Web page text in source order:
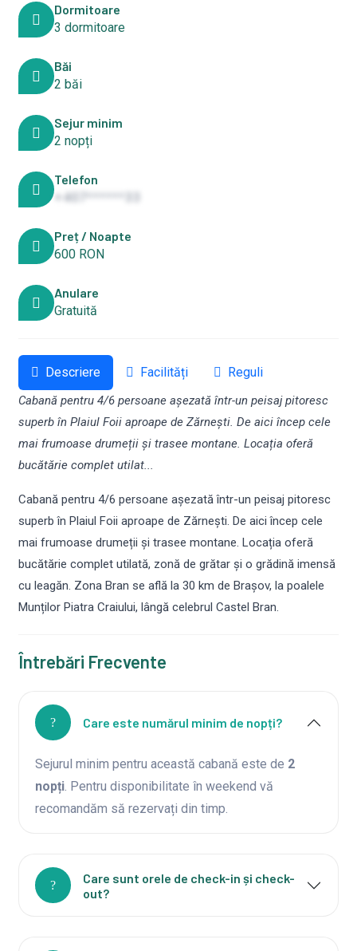
Dormitoare
3 dormitoare
Băi
2 băi
Sejur minim
2 nopți
Telefon
+407******33
Preț / Noapte
600 RON
Anulare
Gratuită
Descriere Facilități Reguli
Cabană pentru 4/6 persoane așezată într-un peisaj pitoresc
superb în Plaiul Foii aproape de Zărnești. De aici încep cele
mai frumoase drumeții și trasee montane. Locația oferă
bucătărie complet utilat...
Cabană pentru 4/6 persoane așezată într-un peisaj pitoresc
superb în Plaiul Foii aproape de Zărnești. De aici încep cele
mai frumoase drumeții și trasee montane. Locația oferă
bucătărie complet utilată, zonă de grătar și o grădină imensă
cu leagăn. Zona Bran se află la 30 km de Brașov, la poalele
Munților Piatra Craiului, lângă celebrul Castel Bran.
Întrebări Frecvente
Care este numărul minim de nopți?
Sejurul minim pentru această cabană este de 2
nopți. Pentru disponibilitate în weekend vă
recomandăm să rezervați din timp.
Care sunt orele de check-in și check-
out?